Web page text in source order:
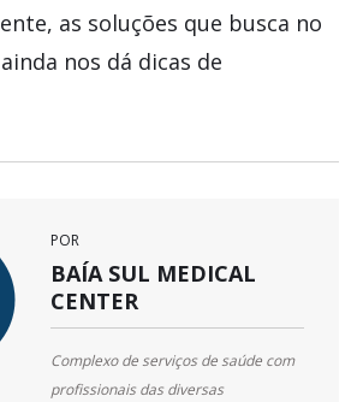
as soluções que busca no
nos dá dicas de
POR
BAÍA SUL MEDICAL
CENTER
Complexo de serviços de saúde com
profissionais das diversas